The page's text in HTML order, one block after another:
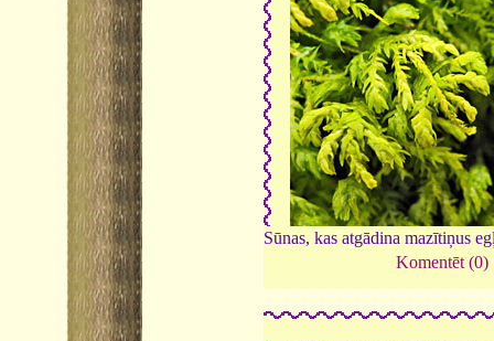
Sūnas, kas atgādina mazītiņus
Komentēt (0)